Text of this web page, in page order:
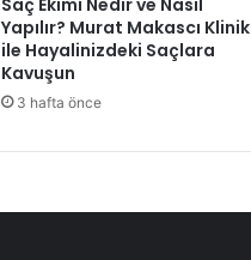
Saç Ekimi Nedir ve Nasıl
Yapılır? Murat Makascı Klinik
ile Hayalinizdeki Saçlara
Kavuşun
3 hafta önce